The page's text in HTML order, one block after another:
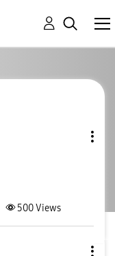
500Views